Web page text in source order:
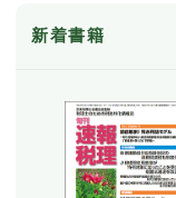
新着書籍